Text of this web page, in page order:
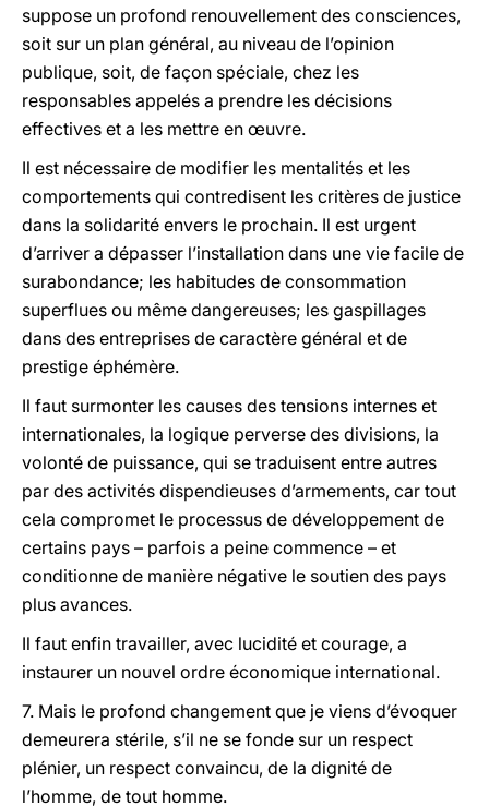
suppose un profond renouvellement des consciences,
soit sur un plan général, au niveau de l’opinion
publique, soit, de façon spéciale, chez les
responsables appelés a prendre les décisions
effectives et a les mettre en œuvre.
Il est nécessaire de modifier les mentalités et les
comportements qui contredisent les critères de justice
dans la solidarité envers le prochain. Il est urgent
d’arriver a dépasser l’installation dans une vie facile de
surabondance; les habitudes de consommation
superflues ou même dangereuses; les gaspillages
dans des entreprises de caractère général et de
prestige éphémère.
Il faut surmonter les causes des tensions internes et
internationales, la logique perverse des divisions, la
volonté de puissance, qui se traduisent entre autres
par des activités dispendieuses d’armements, car tout
cela compromet le processus de développement de
certains pays – parfois a peine commence – et
conditionne de manière négative le soutien des pays
plus avances.
Il faut enfin travailler, avec lucidité et courage, a
instaurer un nouvel ordre économique international.
7. Mais le profond changement que je viens d’évoquer
demeurera stérile, s’il ne se fonde sur un respect
plénier, un respect convaincu, de la dignité de
l’homme, de tout homme.